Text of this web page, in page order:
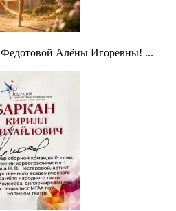
Алёны Игоревны! ...